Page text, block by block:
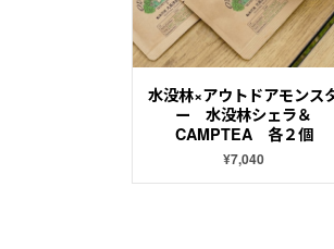
水没林×アウトドアモンス
ー 水没林シェラ＆
CAMPTEA 各２個
¥7,040